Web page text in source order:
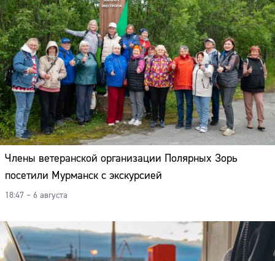
Члены ветеранской организации Полярных Зорь
посетили Мурманск с экскурсией
18:47 – 6 августа